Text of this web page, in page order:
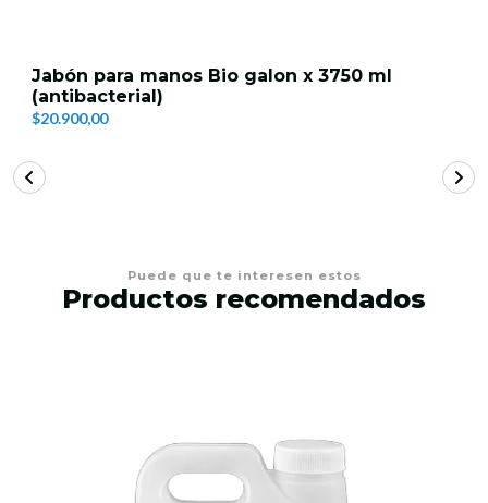
Jabón para manos Bio galon x 3750 ml
(antibacterial)
$20.900,00
Puede que te interesen estos
Productos recomendados